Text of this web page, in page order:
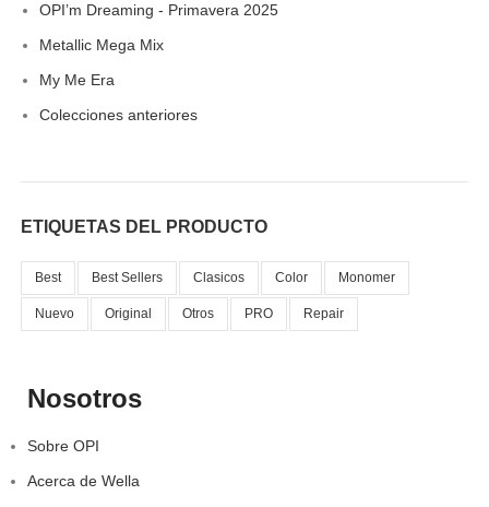
OPI’m Dreaming - Primavera 2025
Metallic Mega Mix
My Me Era
Colecciones anteriores
ETIQUETAS DEL PRODUCTO
Best Best Sellers Clasicos Color Monomer
Nuevo Original Otros PRO Repair
Nosotros
Sobre OPI
Acerca de Wella